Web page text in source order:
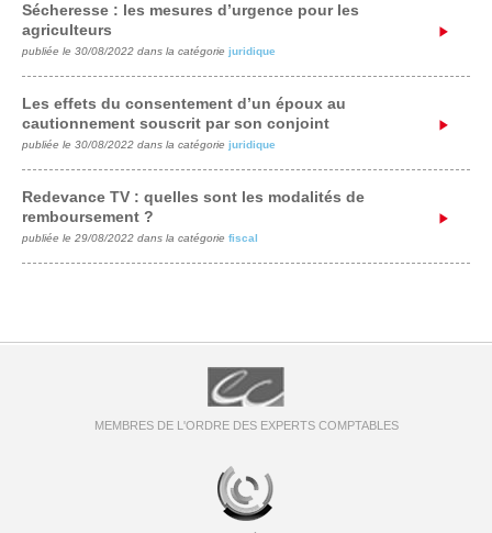
Sécheresse : les mesures d’urgence pour les
agriculteurs
publiée le 30/08/2022 dans la catégorie juridique
Les effets du consentement d’un époux au
cautionnement souscrit par son conjoint
publiée le 30/08/2022 dans la catégorie juridique
Redevance TV : quelles sont les modalités de
remboursement ?
publiée le 29/08/2022 dans la catégorie fiscal
MEMBRES DE L'ORDRE DES EXPERTS COMPTABLES